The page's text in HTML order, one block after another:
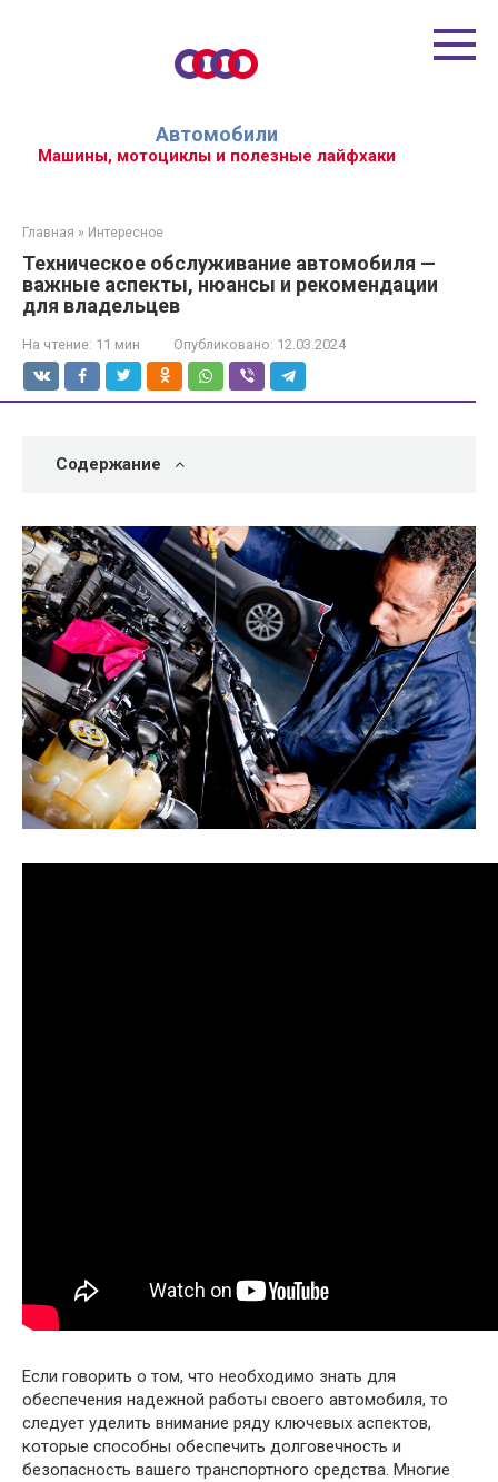
Автомобили
Машины, мотоциклы и полезные лайфхаки
Главная » Интересное
Техническое обслуживание автомобиля —
важные аспекты, нюансы и рекомендации
для владельцев
На чтение: 11 мин Опубликовано: 12.03.2024
Содержание
Если говорить о том, что необходимо знать для
обеспечения надежной работы своего автомобиля, то
следует уделить внимание ряду ключевых аспектов,
которые способны обеспечить долговечность и
безопасность вашего транспортного средства. Многие